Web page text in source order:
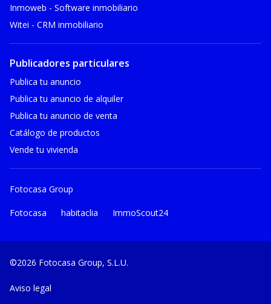
Inmoweb - Software inmobiliario
Witei - CRM inmobiliario
Publicadores particulares
Publica tu anuncio
Publica tu anuncio de alquiler
Publica tu anuncio de venta
Catálogo de productos
Vende tu vivienda
Fotocasa Group
Fotocasa habitaclia ImmoScout24
©2026 Fotocasa Group, S.L.U.
Aviso legal